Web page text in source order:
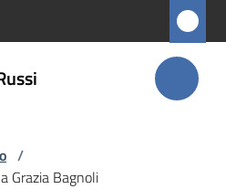
/
Grazia Bagnoli